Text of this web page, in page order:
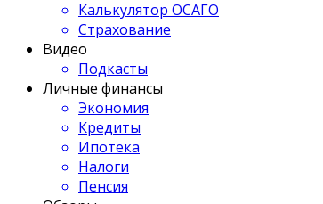
Калькулятор ОСАГО
Страхование
Видео
Подкасты
Личные финансы
Экономия
Кредиты
Ипотека
Налоги
Пенсия